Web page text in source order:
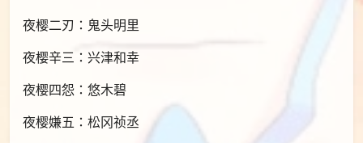
夜樱二刃：鬼头明里
夜樱辛三：兴津和幸
夜樱四怨：悠木碧
夜樱嫌五：松冈祯丞